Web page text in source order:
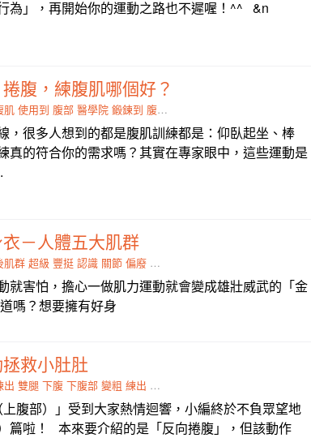
為」，再開始你的運動之路也不遲喔！^^ &n
腹，練腹肌哪個好？
肌 使用到 腹部 醫學院 鍛鍊到 腹肌
，很多人想到的都是腹肌訓練都是：仰臥起坐、棒
真的符合你的需求嗎？其實在專家眼中，這些運動是
－人體五大肌群
肌群 超級 豐挺 認識 關節 偏廢 雄壯
就害怕，擔心一做肌力運動就會變成雄壯威武的「金
嗎？想要擁有好身
救小肚肚
出 雙腿 下腹 下腹部 變粗 練出 動作
腹部）」受到大家熱情迴響，小編終於不負眾望地
篇啦！ 本來要介紹的是「反向捲腹」，但該動作